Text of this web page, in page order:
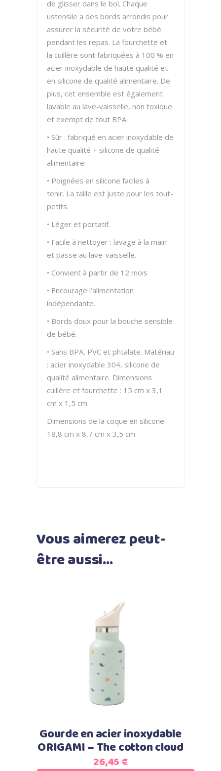
de glisser dans le bol. Chaque
ustensile a des bords arrondis pour
assurer la sécurité de votre bébé
pendant les repas. La fourchette et
la cuillère sont fabriquées à 100 % en
acier inoxydable de haute qualité et
en silicone de qualité alimentaire. De
plus, cet ensemble est également
lavable au lave-vaisselle, non toxique
et exempt de tout BPA.
• Sûr : fabriqué en acier inoxydable de
haute qualité + silicone de qualité
alimentaire.
• Poignées en silicone faciles à
tenir. La taille est juste pour les tout-
petits.
• Léger et portatif.
• Facile à nettoyer : lavage à la main
et passe au lave-vaisselle.
• Convient à partir de 12 mois
• Encourage l’alimentation
indépendante.
• Bords doux pour la bouche sensible
de bébé.
• Sans BPA, PVC et phtalate. Matériau
: acier inoxydable 304, silicone de
qualité alimentaire. Dimensions
cuillère et fourchette : 15 cm x 3,1
cm x 1,5 cm
Dimensions de la coque en silicone :
18,8 cm x 8,7 cm x 3,5 cm
Vous aimerez peut-
être aussi…
Ajouter au panier
Gourde en acier inoxydable
ORIGAMI – The cotton cloud
26,45€